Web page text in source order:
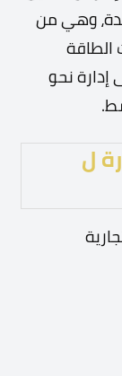
وهي من
الطاقة
إدارة نحو
ل